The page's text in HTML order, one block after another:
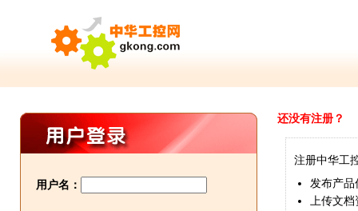
用户名：
还没有注册？
注册中华工
发布产品
上传文档